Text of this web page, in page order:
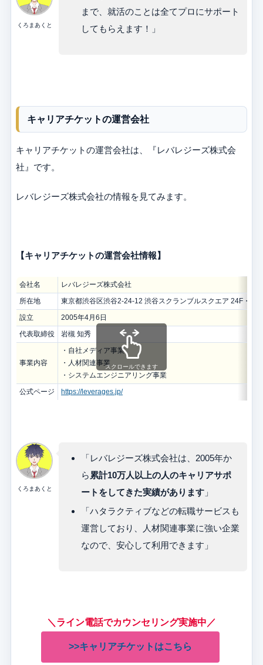
くろまあくと
まで、就活のことは全てプロにサポート
してもらえます！」
キャリアチケットの運営会社
キャリアチケットの運営会社は、『レバレジーズ株式会
社』です。
レバレジーズ株式会社の情報を見てみます。
【キャリアチケットの運営会社情報】
会社名
レバレジーズ株式会社
所在地
東京都渋谷区渋谷2-24-12 渋谷スクランブルスクエア 24F・25F
設立
2005年4月6日
代表取締役
岩槻 知秀
事業内容
・自社メディア事業
・人材関連事業
・システムエンジニアリング事業
公式ページ
https://leverages.jp/
スクロールできます
くろまあくと
「レバレジーズ株式会社は、2005年か
ら 累計10万人以上の人のキャリアサポ
ートをしてきた実績があります 」
「ハタラクティブなどの転職サービスも
運営しており、人材関連事業に強い企業
なので、安心して利用できます」
＼ライン電話でカウンセリング実施中／
>>キャリアチケットはこちら